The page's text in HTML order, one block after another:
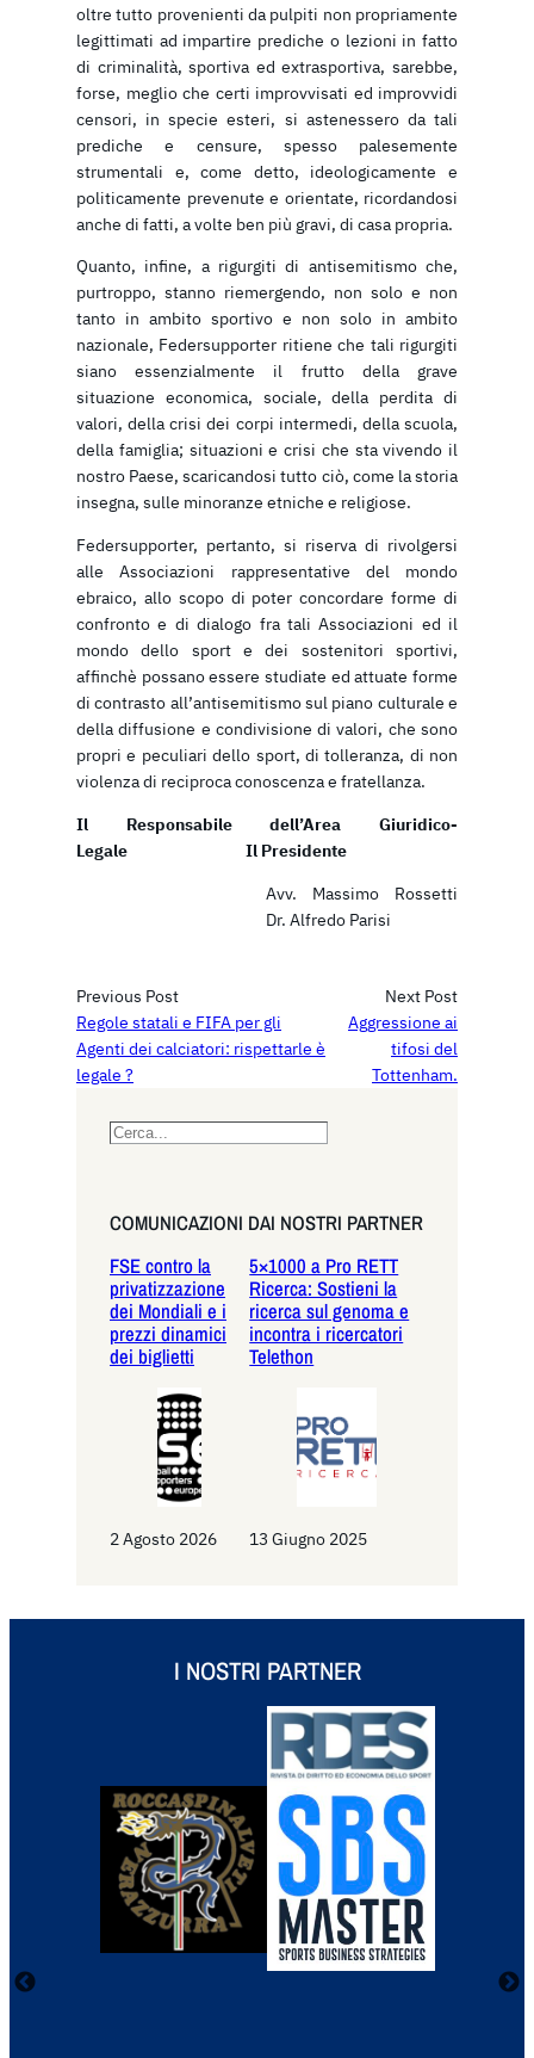
oltre tutto provenienti da pulpiti non propriamente
legittimati ad impartire prediche o lezioni in fatto
di criminalità, sportiva ed extrasportiva, sarebbe,
forse, meglio che certi improvvisati ed improvvidi
censori, in specie esteri, si astenessero da tali
prediche e censure, spesso palesemente
strumentali e, come detto, ideologicamente e
politicamente prevenute e orientate, ricordandosi
anche di fatti, a volte ben più gravi, di casa propria.
Quanto, infine, a rigurgiti di antisemitismo che,
purtroppo, stanno riemergendo, non solo e non
tanto in ambito sportivo e non solo in ambito
nazionale, Federsupporter ritiene che tali rigurgiti
siano essenzialmente il frutto della grave
situazione economica, sociale, della perdita di
valori, della crisi dei corpi intermedi, della scuola,
della famiglia; situazioni e crisi che sta vivendo il
nostro Paese, scaricandosi tutto ciò, come la storia
insegna, sulle minoranze etniche e religiose.
Federsupporter, pertanto, si riserva di rivolgersi
alle Associazioni rappresentative del mondo
ebraico, allo scopo di poter concordare forme di
confronto e di dialogo fra tali Associazioni ed il
mondo dello sport e dei sostenitori sportivi,
affinchè possano essere studiate ed attuate forme
di contrasto all’antisemitismo sul piano culturale e
della diffusione e condivisione di valori, che sono
propri e peculiari dello sport, di tolleranza, di non
violenza di reciproca conoscenza e fratellanza.
Il Responsabile dell’Area Giuridico-
Legale Il Presidente
Avv. Massimo Rossetti
Dr. Alfredo Parisi
Previous Post
Regole statali e FIFA per gli
Agenti dei calciatori: rispettarle è
legale ?
Next Post
Aggressione ai
tifosi del
Tottenham.
S
r
c
h
COMUNICAZIONI DAI NOSTRI PARTNER
FSE contro la
privatizzazione
dei Mondiali e i
prezzi dinamici
dei biglietti
2 Agosto 2026
5×1000 a Pro RETT
Ricerca: Sostieni la
ricerca sul genoma e
incontra i ricercatori
Telethon
13 Giugno 2025
I NOSTRI PARTNER